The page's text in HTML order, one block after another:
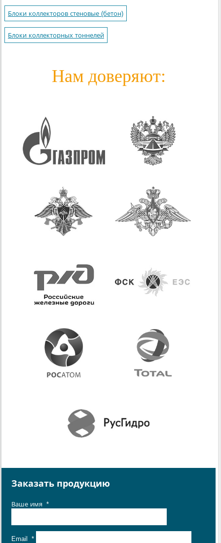
Блоки коллекторов стеновые (бетон)
Блоки коллекторных тоннелей
Нам доверяют:
Заказать продукцию
Ваше имя *
Email *